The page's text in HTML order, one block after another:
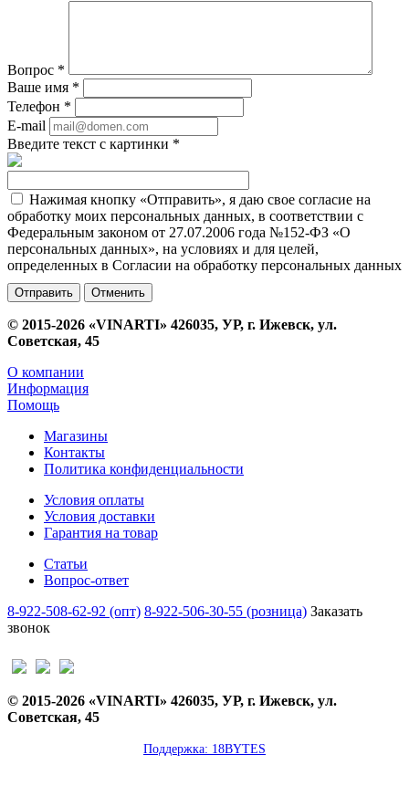
Вопрос *
Ваше имя *
Телефон *
E-mail
Введите текст с картинки *
Нажимая кнопку «Отправить», я даю свое согласие на
обработку моих персональных данных, в соответствии с
Федеральным законом от 27.07.2006 года №152-ФЗ «О
персональных данных», на условиях и для целей,
определенных в Согласии на обработку персональных данных
Отменить
© 2015-2026 «VINARTI» 426035, УР, г. Ижевск, ул.
Советская, 45
О компании
Информация
Помощь
Магазины
Контакты
Политика конфиденциальности
Условия оплаты
Условия доставки
Гарантия на товар
Статьи
Вопрос-ответ
8-922-508-62-92 (опт) 8-922-506-30-55 (розница) Заказать
звонок
© 2015-2026 «VINARTI» 426035, УР, г. Ижевск, ул.
Советская, 45
Поддержка: 18BYTES